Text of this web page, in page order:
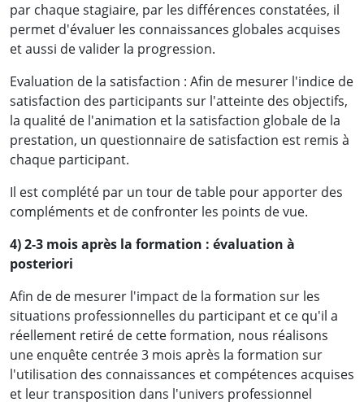
par chaque stagiaire, par les différences constatées, il
permet d'évaluer les connaissances globales acquises
et aussi de valider la progression.
Evaluation de la satisfaction : Afin de mesurer l'indice de
satisfaction des participants sur l'atteinte des objectifs,
la qualité de l'animation et la satisfaction globale de la
prestation, un questionnaire de satisfaction est remis à
chaque participant.
Il est complété par un tour de table pour apporter des
compléments et de confronter les points de vue.
4) 2-3 mois après la formation : évaluation à
posteriori
Afin de de mesurer l'impact de la formation sur les
situations professionnelles du participant et ce qu'il a
réellement retiré de cette formation, nous réalisons
une enquête centrée 3 mois après la formation sur
l'utilisation des connaissances et compétences acquises
et leur transposition dans l'univers professionnel